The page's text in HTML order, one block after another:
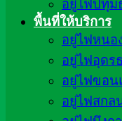
อยู่ไฟปทุม
พื้นที่ให้บริการ
อยู่ไฟหนอ
อยู่ไฟอุดร
อยู่ไฟขอน
อยู่ไฟสกล